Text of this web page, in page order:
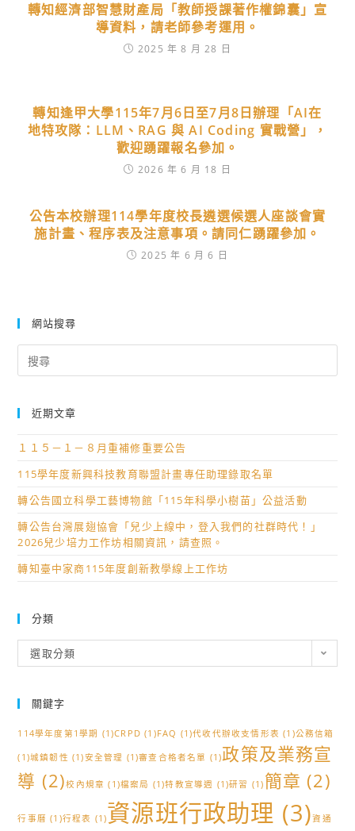
轉知經濟部智慧財產局「教師授課著作權錦囊」宣
導資料，請老師參考運用。
2025 年 8 月 28 日
轉知逢甲大學115年7月6日至7月8日辦理「AI在
地特攻隊：LLM、RAG 與 AI Coding 實戰營」，
歡迎踴躍報名參加。
2026 年 6 月 18 日
公告本校辦理114學年度校長遴選候選人座談會實
施計畫、程序表及注意事項。請同仁踴躍參加。
2025 年 6 月 6 日
網站搜尋
for:
近期文章
１１５－１－８月重補修重要公告
115學年度新興科技教育聯盟計畫專任助理錄取名單
轉公告國立科學工藝博物館「115年科學小樹苗」公益活動
轉公告台灣展翅協會「兒少上線中，登入我們的社群時代！」
2026兒少培力工作坊相關資訊，請查照。
轉知臺中家商115年度創新教學線上工作坊
分類
類
選取分類
關鍵字
114學年度第1學期 (1)CRPD (1)FAQ (1)代收代辦收支情形表 (1)公務信箱
(1)城鎮韌性 (1)安全管理 (1)審查合格者名單 (1)政策及業務宣
導 (2)校內規章 (1)檔案局 (1)特教宣導週 (1)研習 (1) 簡章 (2)
行事曆 (1)行程表 (1)資源班行政助理 (3)資通